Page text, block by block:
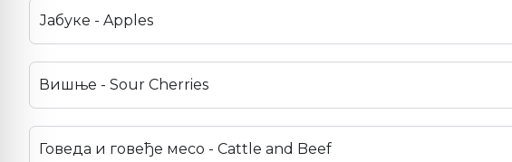
Јабуке - Apples
Вишње - Sour Cherries
Говеда и говеђе месо - Cattle and Beef